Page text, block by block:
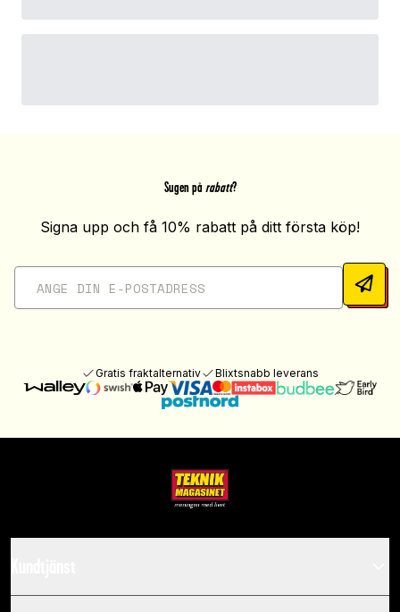
Sugen på rabatt?
Signa upp och få 10% rabatt på ditt första köp!
Gratis fraktalternativ Blixtsnabb leverans